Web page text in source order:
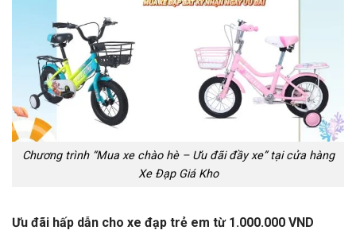
Chương trình “Mua xe chào hè – Ưu đãi đầy xe” tại cửa hàng
Xe Đạp Giá Kho
Ưu đãi hấp dẫn cho xe đạp trẻ em từ 1.000.000 VND